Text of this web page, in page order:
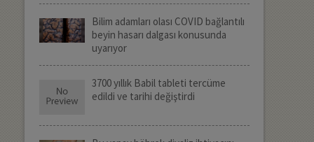
Bilim adamları olası COVID bağlantılı
beyin hasarı dalgası konusunda
uyarıyor
3700 yıllık Babil tableti tercüme
edildi ve tarihi değiştirdi